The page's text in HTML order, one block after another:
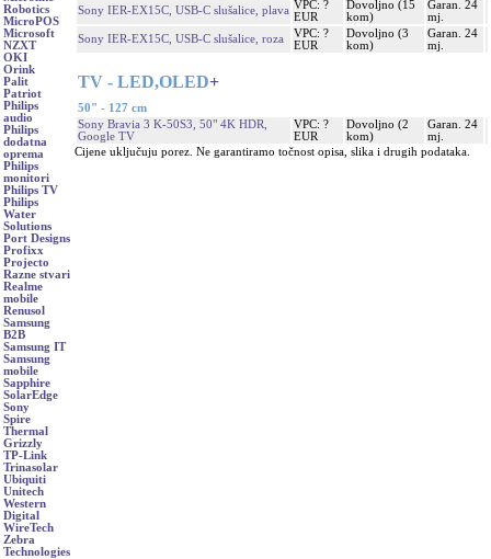
Robotics
MicroPOS
Microsoft
NZXT
OKI
Orink
Palit
Patriot
Philips
audio
Philips
dodatna
oprema
Philips
monitori
Philips TV
Philips
Water
Solutions
Port Designs
Profixx
Projecto
Razne stvari
Realme
mobile
Renusol
Samsung
B2B
Samsung IT
Samsung
mobile
Sapphire
SolarEdge
Sony
Spire
Thermal
Grizzly
TP-Link
Trinasolar
Ubiquiti
Unitech
Western
Digital
WireTech
Zebra
Technologies
Sony IER-EX15C, USB-C slušalice, plava VPC: ?
EUR
Dovoljno (15
kom)
Garan. 24
mj.
Sony IER-EX15C, USB-C slušalice, roza
VPC: ?
EUR
Dovoljno (3
kom)
Garan. 24
mj.
TV - LED,OLED+
50" - 127 cm
Sony Bravia 3 K-50S3, 50" 4K HDR,
Google TV
VPC: ?
EUR
Dovoljno (2
kom)
Garan. 24
mj.
Cijene uključuju porez. Ne garantiramo točnost opisa, slika i drugih podataka.